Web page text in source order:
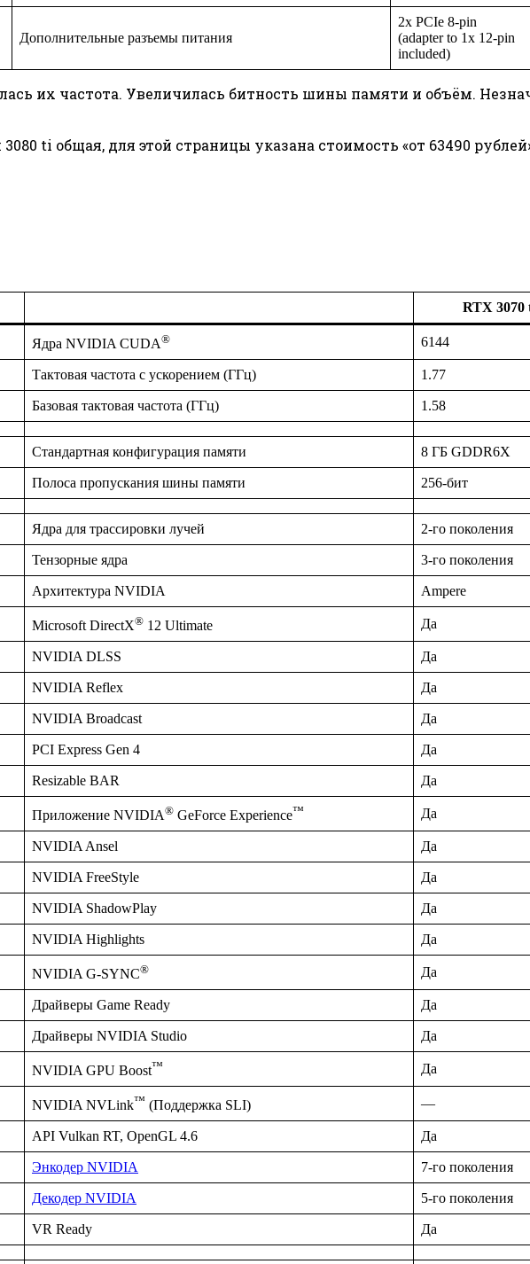
Дополнительные разъемы питания
2x PCIe 8-pin
(adapter to 1x 12-pin
included)
их частота. Увеличилась битность шины памяти и объём.
ti общая, для этой страницы указана стоимость «от 63490
RTX 3070
Ядра NVIDIA CUDA® 6144
Тактовая частота с ускорением (ГГц) 1.77
Базовая тактовая частота (ГГц) 1.58
Стандартная конфигурация памяти 8 ГБ GDDR6X
Полоса пропускания шины памяти 256-бит
Ядра для трассировки лучей 2-го поколения
Тензорные ядра 3-го поколения
Архитектура NVIDIA Ampere
Microsoft DirectX® 12 Ultimate Да
NVIDIA DLSS Да
NVIDIA Reflex Да
NVIDIA Broadcast Да
PCI Express Gen 4 Да
Resizable BAR Да
Приложение NVIDIA® GeForce Experience™ Да
NVIDIA Ansel Да
NVIDIA FreeStyle Да
NVIDIA ShadowPlay Да
NVIDIA Highlights Да
NVIDIA G-SYNC® Да
Драйверы Game Ready Да
Драйверы NVIDIA Studio Да
NVIDIA GPU Boost™ Да
NVIDIA NVLink™ (Поддержка SLI) —
API Vulkan RT, OpenGL 4.6 Да
Энкодер NVIDIA 7-го поколения
Декодер NVIDIA 5-го поколения
VR Ready Да